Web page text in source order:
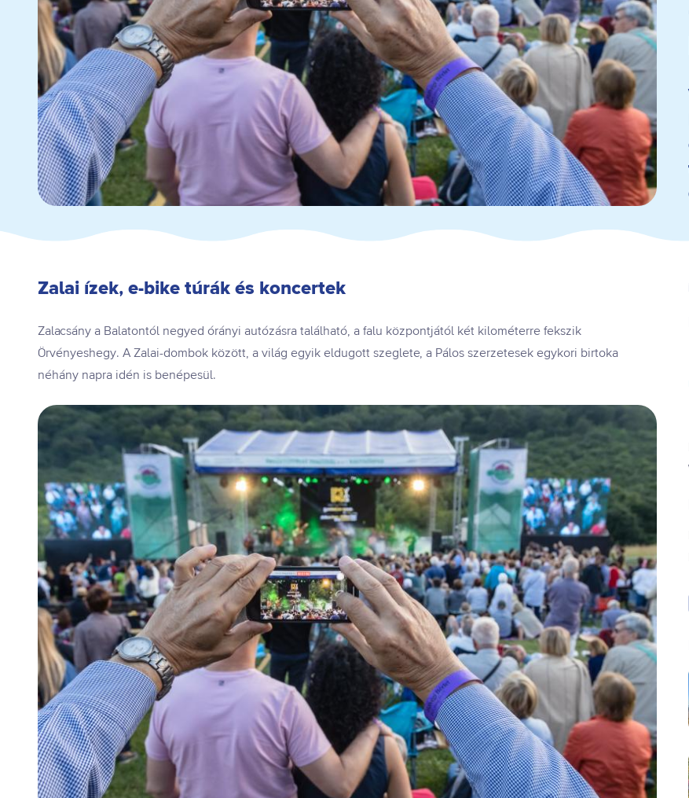
Zalai ízek, e-bike túrák és koncertek
Zalacsány a Balatontól negyed órányi autózásra található, a falu központjától két kilométerre fekszik
Örvényeshegy. A Zalai-dombok között, a világ egyik eldugott szeglete, a Pálos szerzetesek egykori birtoka
néhány napra idén is benépesül.